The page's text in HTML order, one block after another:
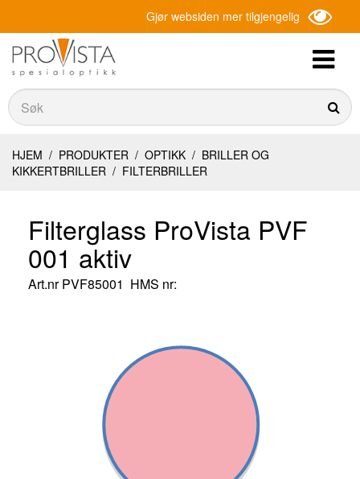
Gjør websiden mer tilgjengelig
Søk
Søk
HJEM / PRODUKTER / OPTIKK / BRILLER OG
KIKKERTBRILLER / FILTERBRILLER
Filterglass ProVista PVF
001 aktiv
Art.nrPVF85001 HMS nr: